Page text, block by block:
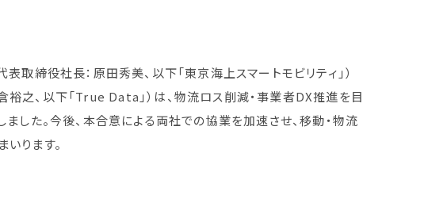
締役社長：原田秀美、以下「東京海上スマートモビリティ」）
之、以下「True Data」）は、物流ロス削減・事業者DX推進を目
した。今後、本合意による両社での協業を加速させ、移動・物流
ります。